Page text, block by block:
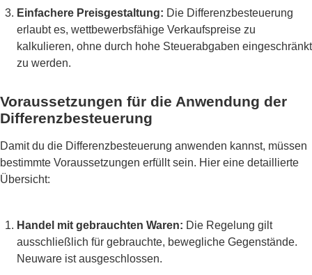
Einfachere Preisgestaltung: Die Differenzbesteuerung
erlaubt es, wettbewerbsfähige Verkaufspreise zu
kalkulieren, ohne durch hohe Steuerabgaben eingeschränkt
zu werden.
Voraussetzungen für die Anwendung der
Differenzbesteuerung
Damit du die Differenzbesteuerung anwenden kannst, müssen
bestimmte Voraussetzungen erfüllt sein. Hier eine detaillierte
Übersicht:
Handel mit gebrauchten Waren: Die Regelung gilt
ausschließlich für gebrauchte, bewegliche Gegenstände.
Neuware ist ausgeschlossen.